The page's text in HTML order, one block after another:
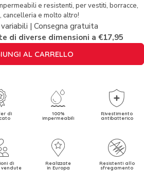
e resistenti, per vestiti, borracce,
cancelleria e molto altro!
| Consegna gratuita
di diverse dimensioni a €17,95
AL CARRELLO
di
100%
impermeabili
Rivestimento
antibatterico
di
vendute
Realizzate
in Europa
Resistenti allo
sfregamento